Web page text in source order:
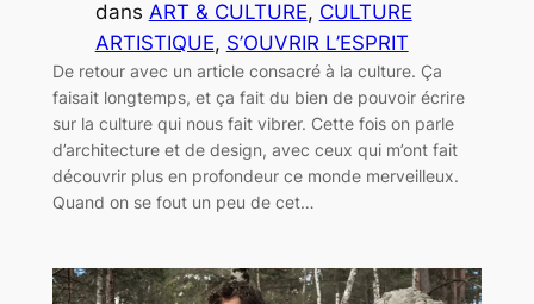
dans ART & CULTURE, CULTURE
ARTISTIQUE, S’OUVRIR L’ESPRIT
De retour avec un article consacré à la culture. Ça
faisait longtemps, et ça fait du bien de pouvoir écrire
sur la culture qui nous fait vibrer. Cette fois on parle
d’architecture et de design, avec ceux qui m’ont fait
découvrir plus en profondeur ce monde merveilleux.
Quand on se fout un peu de cet…